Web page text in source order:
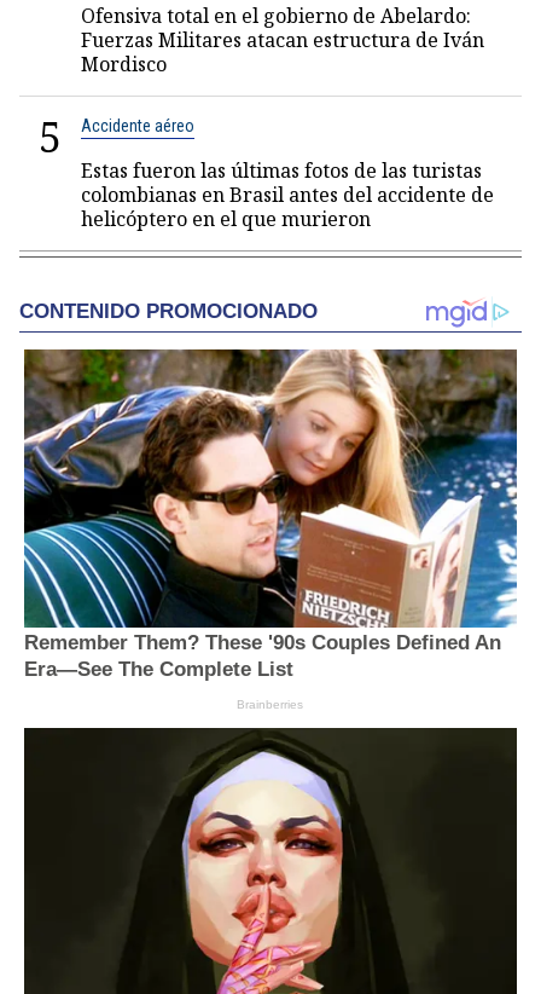
Ofensiva total en el gobierno de Abelardo:
Fuerzas Militares atacan estructura de Iván
Mordisco
5 Accidente aéreo
Estas fueron las últimas fotos de las turistas
colombianas en Brasil antes del accidente de
helicóptero en el que murieron